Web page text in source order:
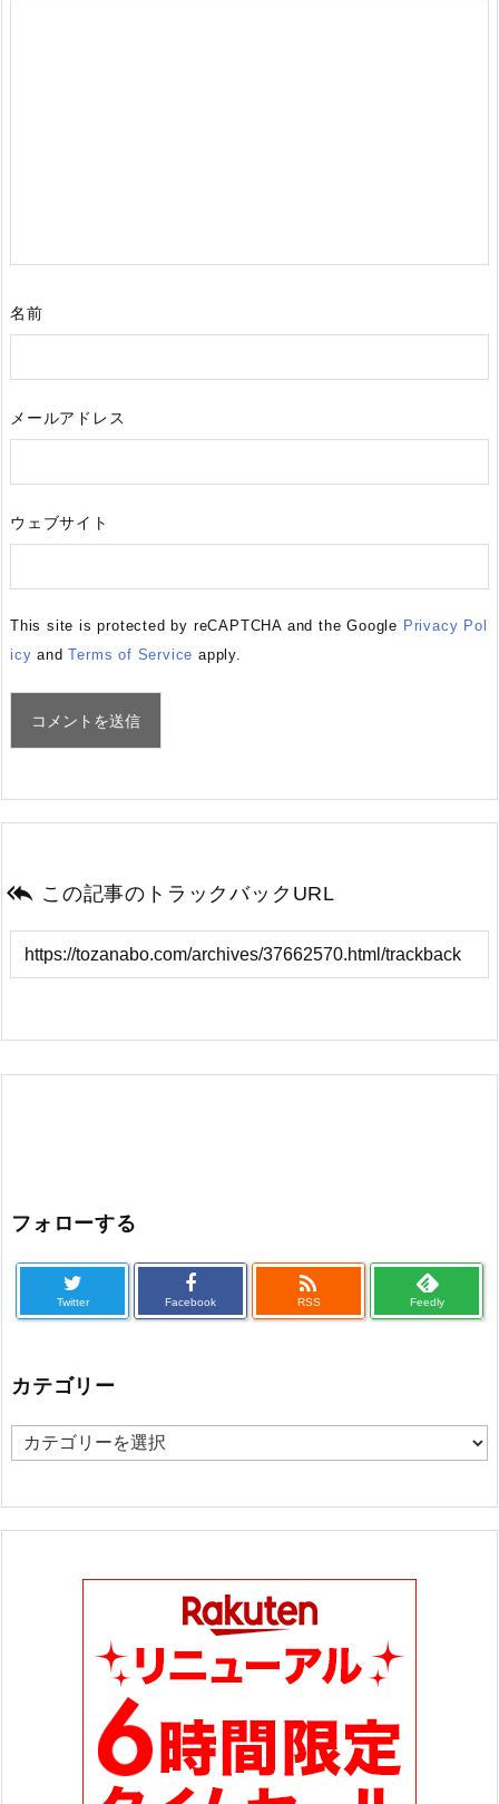
名前
メールアドレス
ウェブサイト
This site is protected by reCAPTCHA and the Google Privacy Pol
icy andTerms of Service apply.
 この記事のトラックバックURL
フォローする
Twitter Facebook

RSS Feedly
カテゴリー
カ
ゴ